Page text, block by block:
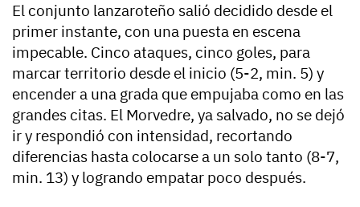
El conjunto lanzaroteño salió decidido desde el
primer instante, con una puesta en escena
impecable. Cinco ataques, cinco goles, para
marcar territorio desde el inicio (5-2, min. 5) y
encender a una grada que empujaba como en las
grandes citas. El Morvedre, ya salvado, no se dejó
ir y respondió con intensidad, recortando
diferencias hasta colocarse a un solo tanto (8-7,
min. 13) y logrando empatar poco después.